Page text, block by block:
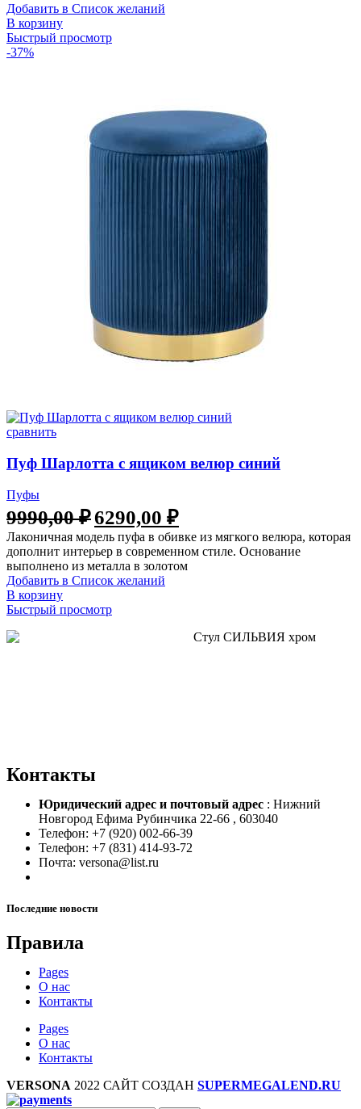
Добавить в Список желаний
В корзину
Быстрый просмотр
-37%
сравнить
Пуф Шарлотта с ящиком велюр синий
Пуфы
9990,00₽ Первоначальная
цена
составляла
9990,00 ₽.
6290,00 ₽Текущая
цена:
6290,00 ₽.
Лаконичная модель пуфа в обивке из мягкого велюра, которая
дополнит интерьер в современном стиле. Основание
выполнено из металла в золотом
Добавить в Список желаний
В корзину
Быстрый просмотр
Контакты
Юридический адрес и почтовый адрес : Нижний
Новгород Ефима Рубинчика 22-66 , 603040
Телефон: +7 (920) 002-66-39
Телефон: +7 (831) 414-93-72
Почта: versona@list.ru
Последние новости
Правила
Pages
О нас
Контакты
Pages
О нас
Контакты
VERSONA 2022 САЙТ СОЗДАН SUPERMEGALEND.RU